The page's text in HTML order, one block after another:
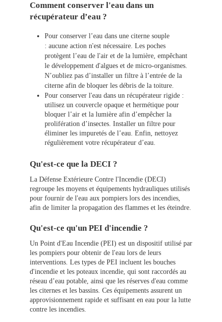
Comment conserver l'eau dans un
récupérateur d’eau ?
Pour conserver l’eau dans une citerne souple
: aucune action n'est nécessaire. Les poches
protègent l’eau de l'air et de la lumière, empêchant
le développement d'algues et de micro-organismes.
N’oubliez pas d’installer un filtre à l’entrée de la
citerne afin de bloquer les débris de la toiture.
Pour conserver l'eau dans un récupérateur rigide :
utilisez un couvercle opaque et hermétique pour
bloquer l’air et la lumière afin d’empêcher la
prolifération d’insectes. Installer un filtre pour
éliminer les impuretés de l’eau. Enfin, nettoyez
régulièrement votre récupérateur d’eau.
Qu'est-ce que la DECI ?
La Défense Extérieure Contre l'Incendie (DECI)
regroupe les moyens et équipements hydrauliques utilisés
pour fournir de l'eau aux pompiers lors des incendies,
afin de limiter la propagation des flammes et les éteindre.
Qu'est-ce qu'un PEI d'incendie ?
Un Point d'Eau Incendie (PEI) est un dispositif utilisé par
les pompiers pour obtenir de l'eau lors de leurs
interventions. Les types de PEI incluent les bouches
d'incendie et les poteaux incendie, qui sont raccordés au
réseau d’eau potable, ainsi que les réserves d'eau comme
les citernes et les bassins. Ces équipements assurent un
approvisionnement rapide et suffisant en eau pour la lutte
contre les incendies.